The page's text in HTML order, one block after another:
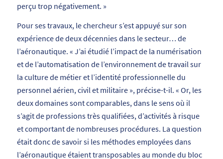
perçu trop négativement. »
Pour ses travaux, le chercheur s’est appuyé sur son
expérience de deux décennies dans le secteur… de
l’aéronautique. « J’ai étudié l’impact de la numérisation
et de l’automatisation de l’environnement de travail sur
la culture de métier et l’identité professionnelle du
personnel aérien, civil et militaire», précise-t-il. « Or, les
deux domaines sont comparables, dans le sens où il
s’agit de professions très qualifiées,d’activitésà risque
et comportant de nombreuses procédures. La question
était donc de savoir si les méthodes employées dans
l’aéronautique étaient transposables au monde du bloc